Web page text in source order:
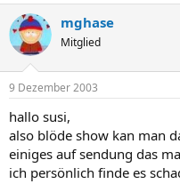
mghase
Mitglied
9 Dezember 2003
hallo susi,
also blöde show kan man
einiges auf sendung das
ich persönlich finde es